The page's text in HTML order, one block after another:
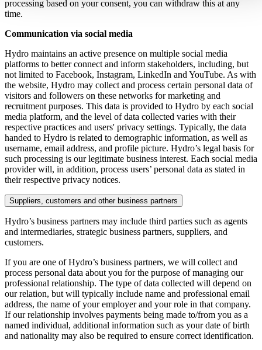
processing based on your consent, you can withdraw this at any
time.
Communication via social media
Hydro maintains an active presence on multiple social media
platforms to better connect and inform stakeholders, including, but
not limited to Facebook, Instagram, LinkedIn and YouTube. As with
the website, Hydro may collect and process certain personal data of
visitors and followers on these networks for marketing and
recruitment purposes. This data is provided to Hydro by each social
media platform, and the level of data collected varies with their
respective practices and users' privacy settings. Typically, the data
handed to Hydro is related to demographic information, as well as
username, email address, and profile picture. Hydro’s legal basis for
such processing is our legitimate business interest. Each social media
provider will, in addition, process users’ personal data as stated in
their respective privacy notices.
Suppliers, customers and other business partners
Hydro’s business partners may include third parties such as agents
and intermediaries, strategic business partners, suppliers, and
customers.
If you are one of Hydro’s business partners, we will collect and
process personal data about you for the purpose of managing our
professional relationship. The type of data collected will depend on
our relation, but will typically include name and professional email
address, the name of your employer and your role in that company.
If our relationship involves payments being made to/from you as a
named individual, additional information such as your date of birth
and nationality may also be required to ensure correct identification.